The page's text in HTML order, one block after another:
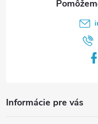
Informácie pre vás